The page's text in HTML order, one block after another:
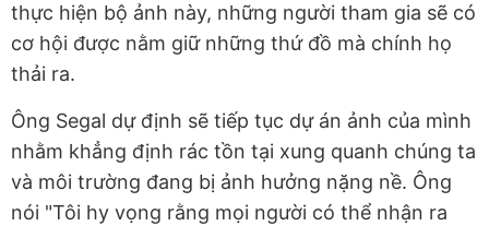
thực hiện bộ ảnh này, những người tham gia sẽ có
cơ hội được nằm giữ những thứ đồ mà chính họ
thải ra.
Ông Segal dự định sẽ tiếp tục dự án ảnh của mình
nhằm khẳng định rác tồn tại xung quanh chúng ta
và môi trường đang bị ảnh hưởng nặng nề. Ông
nói "Tôi hy vọng rằng mọi người có thể nhận ra